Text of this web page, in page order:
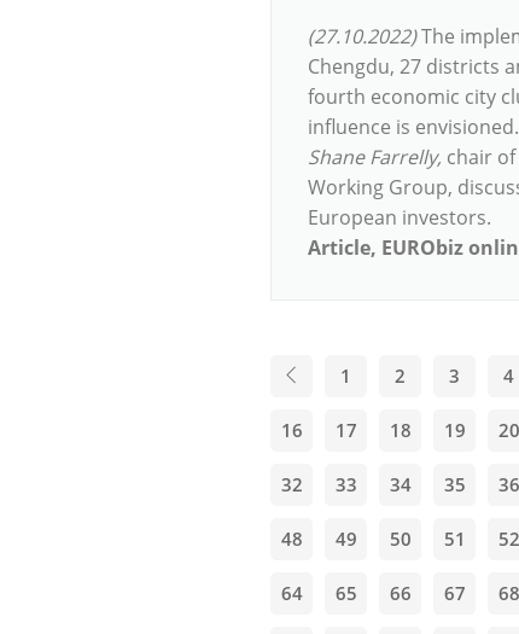
(27.10.2022)The
Chengdu, 27 districts
fourth economic city
influence is
Shane Farrelly, chair
Working Group,
European investors.
Article, EURObiz
1 2 3 4
16 17 18 19 20
32 33 34 35 36
48 49 50 51 52
64 65 66 67 68